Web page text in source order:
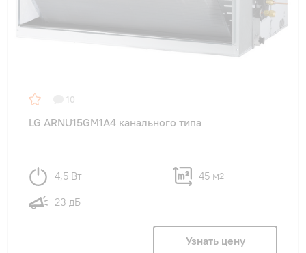
10
LG ARNU15GM1A4 канального типа
4,5 Вт 45 м2
23 дБ
Узнать цену